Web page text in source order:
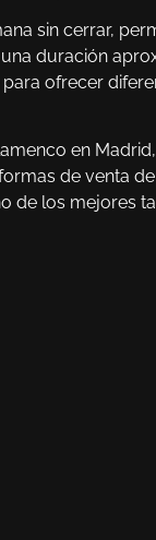
sin cerrar,
duración
ofrecer
en
de venta
de los mejores